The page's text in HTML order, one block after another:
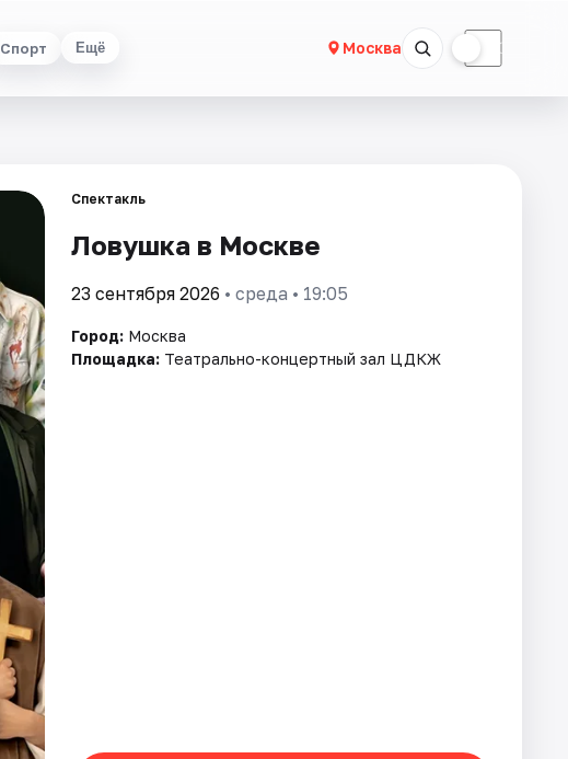
Спорт Ещё Москва ☾
Спектакль
Ловушка в Москве
23 сентября 2026 • среда • 19:05
Город: Москва
Площадка: Театрально-концертный зал ЦДКЖ